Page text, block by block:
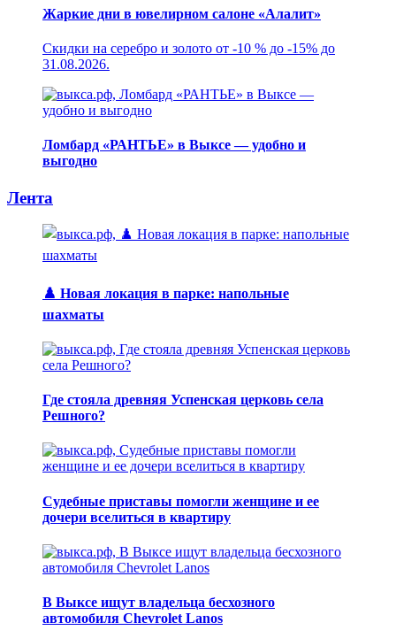
Жаркие дни в ювелирном салоне «Алалит»
Скидки на серебро и золото от -10 % до -15% до
31.08.2026.
Ломбард «РАНТЬЕ» в Выксе — удобно и
выгодно
Лента
♟️ Новая локация в парке: напольные
шахматы
Где стояла древняя Успенская церковь села
Решного?
Судебные приставы помогли женщине и ее
дочери вселиться в квартиру
В Выксе ищут владельца бесхозного
автомобиля Chevrolet Lanos